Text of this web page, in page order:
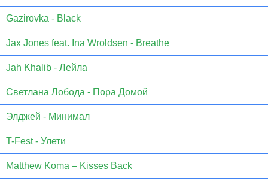
Gazirovka - Black
Jax Jones feat. Ina Wroldsen - Breathe
Jah Khalib - Лейла
Светлана Лобода - Пора Домой
Элджей - Минимал
T-Fest - Улети
Matthew Koma – Kisses Back